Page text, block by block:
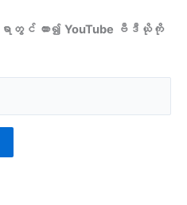
ာတွင် ထား၍ YouTube ဗီဒီယိုကို